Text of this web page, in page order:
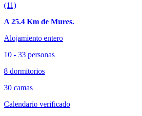
(11)
A 25.4 Km de Mures.
Alojamiento entero
10 - 33 personas
8 dormitorios
30 camas
Calendario verificado